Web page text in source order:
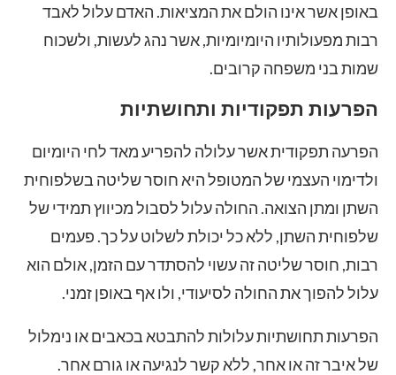
באופן אשר אינו הולם את המציאות. האדם עלול לאבד
רבות מפעולותיו היומיומיות, אשר נהג לעשות, ולשכוח
שמות בני משפחה קרובים.
הפרעות תפקודיות ותחושתיות
הפרעה תפקודית אשר עלולה להפריע מאד לחי היומיום
ולדימוי העצמי של המטופל היא חוסר שליטה בשלפוחית
השתן ומתן הצואה. החולה עלול לסבול מכיווץ תמידי של
שלפוחית השתן, ללא כל יכולת לשלוט על כך. פעמים
רבות, חוסר שליטה זה עשוי להסתדר עם הזמן, אולם הוא
עלול להפוך את החולה לסיעודי, ולו אף באופן זמני.
הפרעות תחושתיות עלולות להתבטא בכאבים או נימלול
של איבר זה או אחר, ללא קשר לנגיעה או גורם אחר.